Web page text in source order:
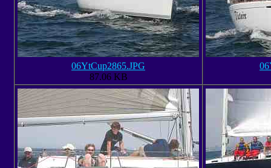
06YtCup2865.JPG
87.06 KB